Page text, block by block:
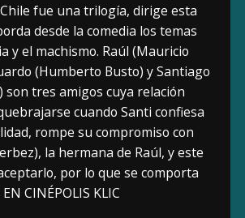
fue una trilogía, dirige esta
desde la comedia los temas
y el machismo. Raúl (Mauricio
(Humberto Busto) y Santiago
son tres amigos cuya relación
cuando Santi confiesa
rompe su compromiso con
la hermana de Raúl, y este
por lo que se comporta
CINÉPOLIS KLIC